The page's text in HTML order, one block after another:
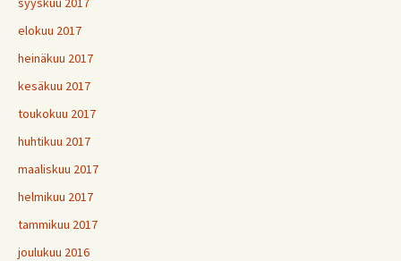
elokuu 2017
heinäkuu 2017
kesäkuu 2017
toukokuu 2017
huhtikuu 2017
maaliskuu 2017
helmikuu 2017
tammikuu 2017
joulukuu 2016